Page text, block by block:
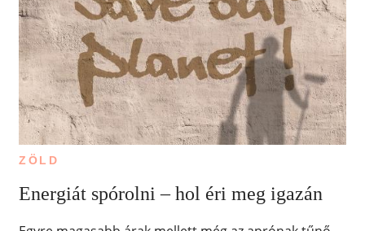
ZÖLD
Energiát spórolni – hol éri meg igazán